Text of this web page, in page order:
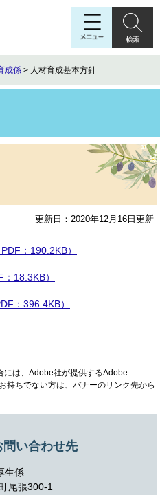
成係 > 人材育成基本方針
更新日：2020年12月16日更新
：190.2KB）
18.3KB）
：396.4KB）
には、Adobe社が提供するAdobe
持ちでない方は、バナーのリンク先から
問い合わせ先
生係
尾張300-1